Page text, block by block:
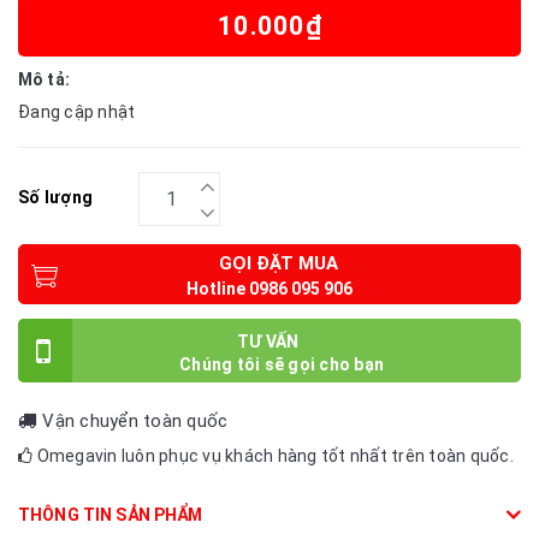
10.000₫
Mô tả:
Đang cập nhật
Số lượng
GỌI ĐẶT MUA
TƯ VẤN
Vận chuyển toàn quốc
Omegavin luôn phục vụ khách hàng tốt nhất trên toàn quốc.
THÔNG TIN SẢN PHẨM